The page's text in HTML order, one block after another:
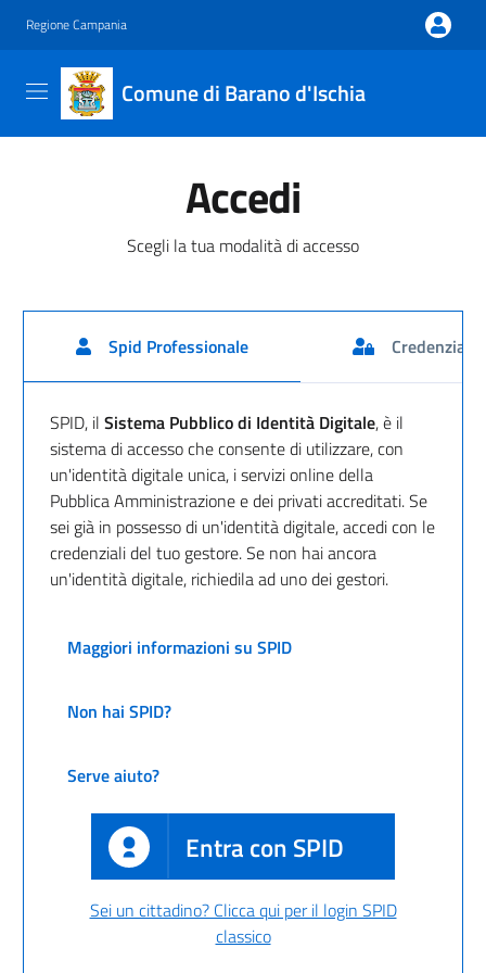
Regione Campania
Comune di Barano d'Ischia
Accedi
Scegli la tua modalità di accesso
Spid Professionale Credenziali
Accedi con SPID
SPID, il Sistema Pubblico di Identità Digitale, è il
sistema di accesso che consente di utilizzare, con
un'identità digitale unica, i servizi online della
Pubblica Amministrazione e dei privati accreditati. Se
sei già in possesso di un'identità digitale, accedi con le
credenziali del tuo gestore. Se non hai ancora
un'identità digitale, richiedila ad uno dei gestori.
Maggiori informazioni su SPID
Non hai SPID?
Serve aiuto?
Entra con SPID
Sei un cittadino? Clicca qui per il login SPID
classico